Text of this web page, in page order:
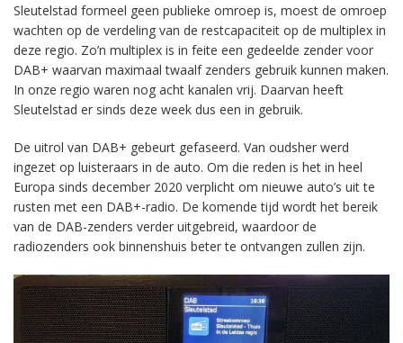
Sleutelstad formeel geen publieke omroep is, moest de omroep
wachten op de verdeling van de restcapaciteit op de multiplex in
deze regio. Zo’n multiplex is in feite een gedeelde zender voor
DAB+ waarvan maximaal twaalf zenders gebruik kunnen maken.
In onze regio waren nog acht kanalen vrij. Daarvan heeft
Sleutelstad er sinds deze week dus een in gebruik.
De uitrol van DAB+ gebeurt gefaseerd. Van oudsher werd
ingezet op luisteraars in de auto. Om die reden is het in heel
Europa sinds december 2020 verplicht om nieuwe auto’s uit te
rusten met een DAB+-radio. De komende tijd wordt het bereik
van de DAB-zenders verder uitgebreid, waardoor de
radiozenders ook binnenshuis beter te ontvangen zullen zijn.